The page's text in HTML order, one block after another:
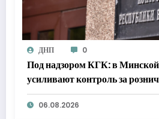
ДНП 0
Под надзором КГК: в Минской
усиливают контроль за
06.08.2026